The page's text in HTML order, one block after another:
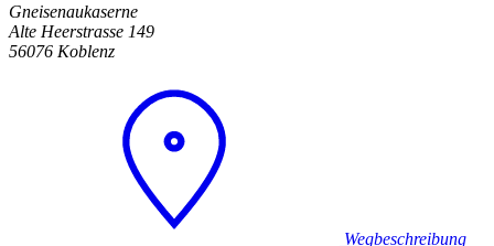
Gneisenaukaserne
Alte Heerstrasse 149
56076 Koblenz
Wegbeschreibung